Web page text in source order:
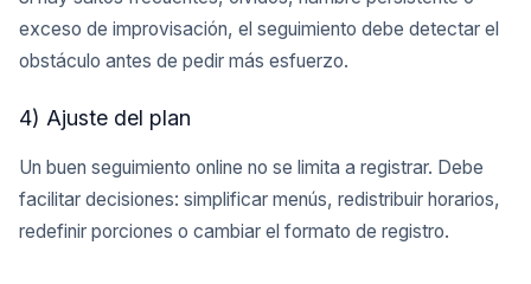
exceso de improvisación, el seguimiento debe detectar el
obstáculo antes de pedir más esfuerzo.
4) Ajuste del plan
Un buen seguimiento online no se limita a registrar. Debe
facilitar decisiones: simplificar menús, redistribuir horarios,
redefinir porciones o cambiar el formato de registro.